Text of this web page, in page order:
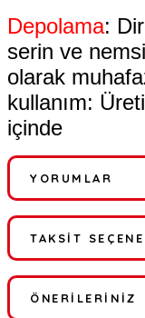
Depolama:
serin ve
olarak
kullanım:
içinde
YORUMLAR
Bu
TAKSIT
ÖNERILERINIZ